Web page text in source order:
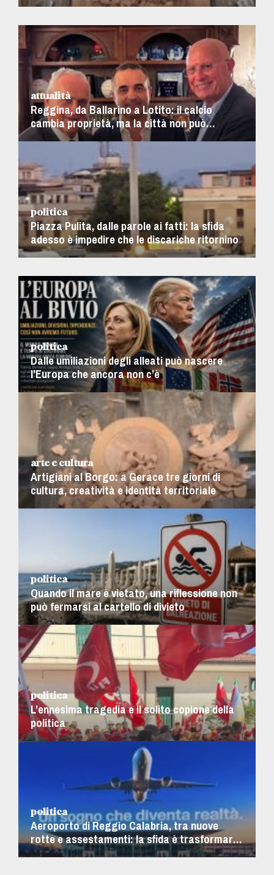
attualità
Reggina, da Ballarino a Lotito: il calcio
cambia proprietà, ma la città non può
permettersi un’altra delusione
politica
Piazza Pulita, dalle parole ai fatti: la sfida
adesso è impedire che le discariche ritornino
politica
Dalle umiliazioni degli alleati può nascere
l’Europa che ancora non c’è
arte e cultura
Artigiani al Borgo: a Gerace tre giorni di
cultura, creatività e identità territoriale
politica
Quando il mare è vietato, una riflessione non
può fermarsi al cartello di divieto
politica
L’ennesima tragedia e il solito copione della
politica
politica
Aeroporto di Reggio Calabria, tra nuove
rotte e assestamenti: la sfida è trasformare i
voli in sviluppo